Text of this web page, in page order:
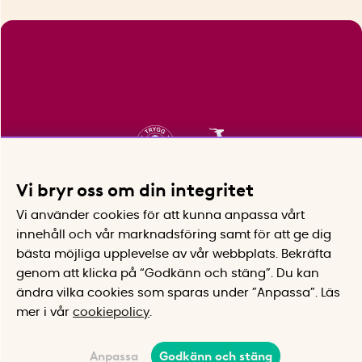
Vi bryr oss om din integritet
Vi använder cookies för att kunna anpassa vårt
innehåll och vår marknadsföring samt för att ge dig
bästa möjliga upplevelse av vår webbplats.
Bekräfta
genom att klicka på “Godkänn och stäng”. Du kan
ändra vilka cookies som sparas under ”Anpassa”.
Läs
mer i vår cookiepolicy
Anpassa Godkänn och stäng